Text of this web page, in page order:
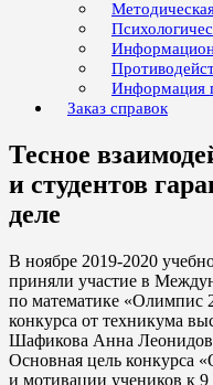
Информация
Заказ справок
Тесное
и студентов
деле
В ноябре 2019-2020
приняли участие в
по математике «Олимпис
конкурса от техникума
Шафикова Анна
Основная цель конкурса
и мотивации учеников к 9